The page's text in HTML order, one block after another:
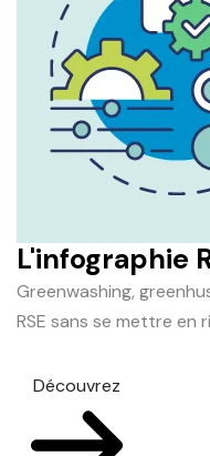
L'infographie
Greenwashing,
RSE sans se mettre en
Découvrez